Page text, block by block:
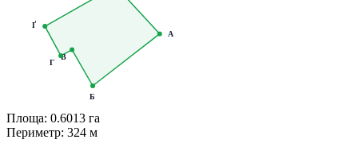
А
Б
В
Г
Ґ
Площа: 0.6013 га
Периметр: 324 м